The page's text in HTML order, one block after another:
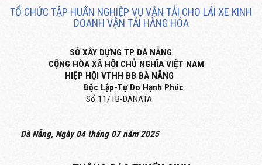
TỔ CHỨC TẬP HUẤN NGHIỆP VỤ VẬN TẢI CHO LÁI XE KINH
DOANH VẬN TẢI HÀNG HÓA
SỞ XÂY DỰNG TP ĐÀ NẴNG
CỘNG HÒA XÃ HỘI CHỦ NGHĨA VIỆT NAM
HIỆP HỘI VTHH ĐB ĐÀ NẴNG
Độc Lập-Tự Do Hạnh Phúc
Số 11/TB-DANATA
Đà Nẵng, Ngày 04 tháng 07 năm 2025